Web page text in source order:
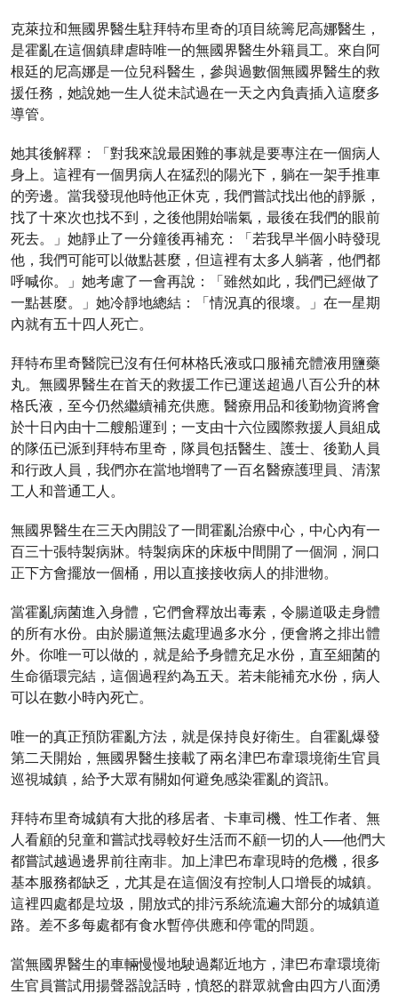
克萊拉和無國界醫生駐拜特布里奇的項目統籌尼高娜醫生，
是霍亂在這個鎮肆虐時唯一的無國界醫生外籍員工。來自阿
根廷的尼高娜是一位兒科醫生，參與過數個無國界醫生的救
援任務，她說她一生人從未試過在一天之內負責插入這麼多
導管。
她其後解釋：「對我來說最困難的事就是要專注在一個病人
身上。這裡有一個男病人在猛烈的陽光下，躺在一架手推車
的旁邊。當我發現他時他正休克，我們嘗試找出他的靜脈，
找了十來次也找不到，之後他開始喘氣，最後在我們的眼前
死去。」她靜止了一分鐘後再補充：「若我早半個小時發現
他，我們可能可以做點甚麼，但這裡有太多人躺著，他們都
呼喊你。」她考慮了一會再說：「雖然如此，我們已經做了
一點甚麼。」她冷靜地總結：「情況真的很壞。」在一星期
內就有五十四人死亡。
拜特布里奇醫院已沒有任何林格氏液或口服補充體液用鹽藥
丸。無國界醫生在首天的救援工作已運送超過八百公升的林
格氏液，至今仍然繼續補充供應。醫療用品和後勤物資將會
於十日內由十二艘船運到；一支由十六位國際救援人員組成
的隊伍已派到拜特布里奇，隊員包括醫生、護士、後勤人員
和行政人員，我們亦在當地增聘了一百名醫療護理員、清潔
工人和普通工人。
無國界醫生在三天內開設了一間霍亂治療中心，中心內有一
百三十張特製病牀。特製病床的床板中間開了一個洞，洞口
正下方會擺放一個桶，用以直接接收病人的排泄物。
當霍亂病菌進入身體，它們會釋放出毒素，令腸道吸走身體
的所有水份。由於腸道無法處理過多水分，便會將之排出體
外。你唯一可以做的，就是給予身體充足水份，直至細菌的
生命循環完結，這個過程約為五天。若未能補充水份，病人
可以在數小時內死亡。
唯一的真正預防霍亂方法，就是保持良好衛生。自霍亂爆發
第二天開始，無國界醫生接載了兩名津巴布韋環境衛生官員
巡視城鎮，給予大眾有關如何避免感染霍亂的資訊。
拜特布里奇城鎮有大批的移居者、卡車司機、性工作者、無
人看顧的兒童和嘗試找尋較好生活而不顧一切的人──他們大
都嘗試越過邊界前往南非。加上津巴布韋現時的危機，很多
基本服務都缺乏，尤其是在這個沒有控制人口增長的城鎮。
這裡四處都是垃圾，開放式的排污系統流遍大部分的城鎮道
路。差不多每處都有食水暫停供應和停電的問題。
當無國界醫生的車輛慢慢地駛過鄰近地方，津巴布韋環境衛
生官員嘗試用揚聲器說話時，憤怒的群眾就會由四方八面湧